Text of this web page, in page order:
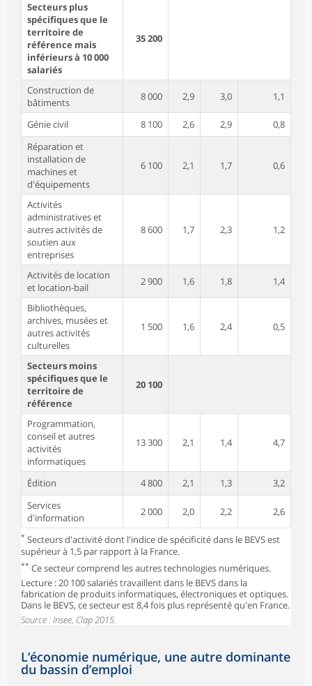
Secteurs plus
spécifiques que le
territoire de
référence mais
inférieurs à 10 000
salariés
35 200
Construction de
bâtiments
8 000 2,9 3,0 1,1
Génie civil 8 100 2,6 2,9
0,8
Réparation et
installation de
machines et
d'équipements
6 100 2,1 1,7 0,6
Activités
administratives et
autres activités de
soutien aux
entreprises
8 600 1,7 2,3 1,2
Activités de location
et location-bail
2 900 1,6 1,8 1,4
Bibliothèques,
archives, musées et
autres activités
culturelles
1 500 1,6 2,4 0,5
Secteurs moins
spécifiques que le
territoire de
référence
20 100
Programmation,
conseil et autres
activités
informatiques
13 300 2,1 1,4 4,7
Édition 4 800 2,1 1,3
3,2
Services
d'information
2 000 2,0 2,2 2,6
* Secteurs d'activité dont l'indice de spécificité dans le BEVS est
supérieur à 1,5 par rapport à la France.
** Ce secteur comprend les autres technologies numériques.
Lecture : 20 100 salariés travaillent dans le BEVS dans la
fabrication de produits informatiques, électroniques et optiques.
Dans le BEVS, ce secteur est 8,4 fois plus représenté qu'en France.
Source : Insee, Clap 2015.
L’économie numérique, une autre dominante
du bassin d’emploi